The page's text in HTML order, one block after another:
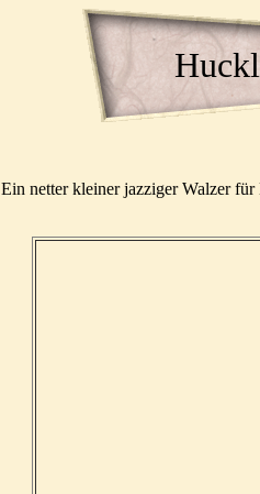
Ein netter kleiner jazziger Walzer